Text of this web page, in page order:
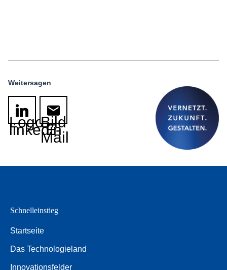
Weitersagen
Logo
linkedin
Bild
E-
Mail
Schnelleinstieg
Startseite
Das Technologieland
Innovationsfelder